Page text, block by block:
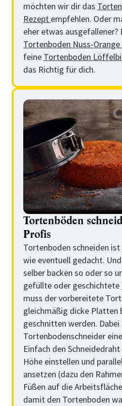
möchten wir dir das
Rezept empfehlen. Oder
eher etwas ausgefallener?
Tortenboden Nuss-
feine Tortenboden
das Richtig für dich.
Tortenböden
Profis
Tortenboden schneiden
wie eventuell gedacht.
selber backen so oder so
gefüllte oder geschichtete
muss der vorbereitete
gleichmäßig dicke Platten
geschnitten werden. Dabei
Tortenbodenschneider
Einfach den
Höhe einstellen und
ansetzen (dazu den
Füßen auf die
damit den Tortenboden